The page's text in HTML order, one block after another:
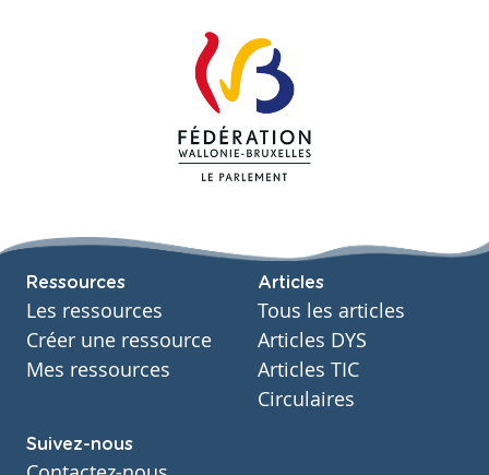
Ressources
Les ressources
Créer une ressource
Mes ressources
Articles
Tous les articles
Articles DYS
Articles TIC
Circulaires
Suivez-nous